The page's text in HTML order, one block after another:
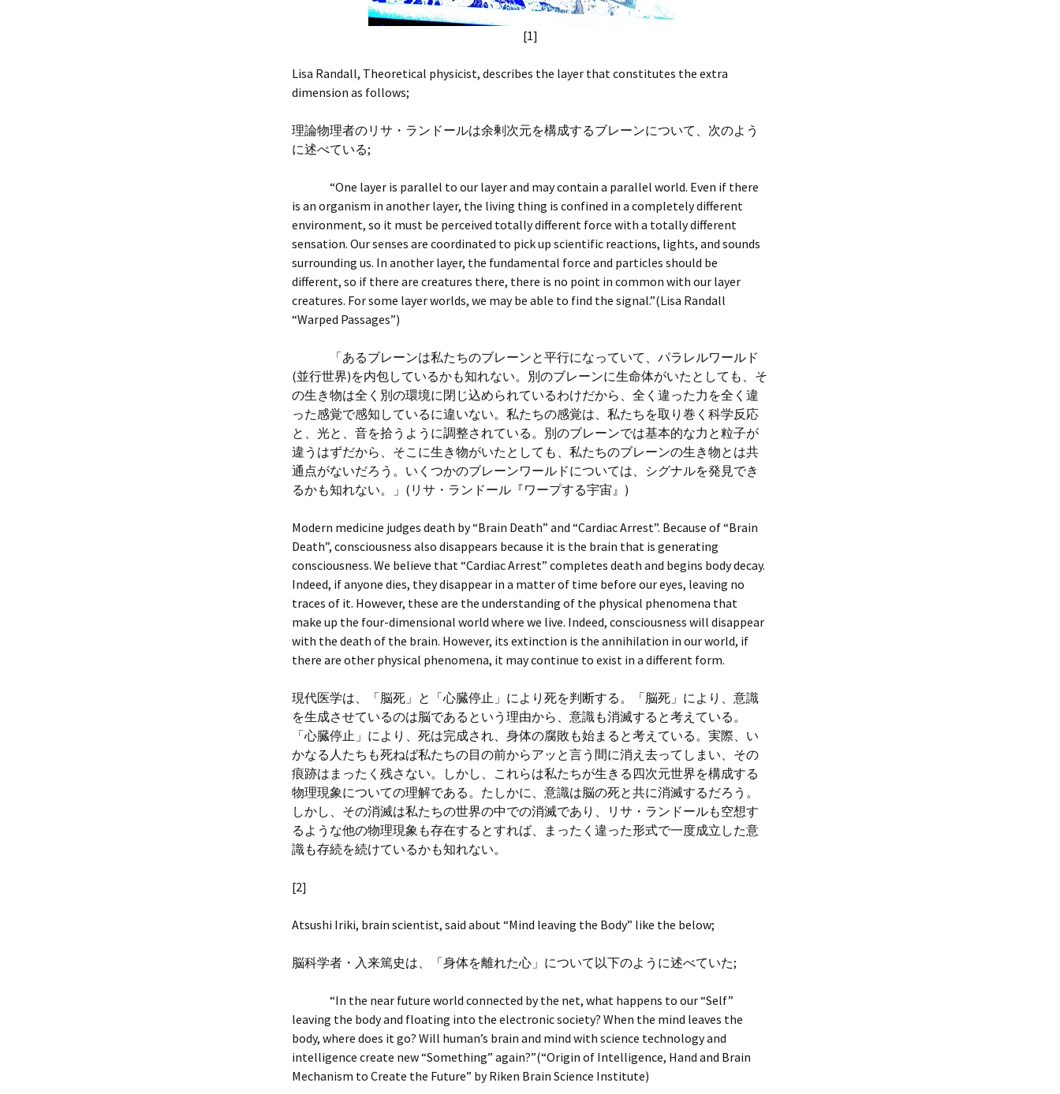
[1]
Lisa Randall, Theoretical physicist, describes the layer that constitutes the extra
dimension as follows;
理論物理者のリサ・ランドールは余剰次元を構成するブレーンについて、次のよう
に述べている;
“One layer is parallel to our layer and may contain a parallel world. Even if there
is an organism in another layer, the living thing is confined in a completely different
environment, so it must be perceived totally different force with a totally different
sensation. Our senses are coordinated to pick up scientific reactions, lights, and sounds
surrounding us. In another layer, the fundamental force and particles should be
different, so if there are creatures there, there is no point in common with our layer
creatures. For some layer worlds, we may be able to find the signal.”(Lisa Randall
“Warped Passages”)
「あるブレーンは私たちのブレーンと平行になっていて、パラレルワールド
(並行世界)を内包しているかも知れない。別のブレーンに生命体がいたとしても、そ
の生き物は全く別の環境に閉じ込められているわけだから、全く違った力を全く違
った感覚で感知しているに違いない。私たちの感覚は、私たちを取り巻く科学反応
と、光と、音を拾うように調整されている。別のブレーンでは基本的な力と粒子が
違うはずだから、そこに生き物がいたとしても、私たちのブレーンの生き物とは共
通点がないだろう。いくつかのブレーンワールドについては、シグナルを発見でき
るかも知れない。」(リサ・ランドール『ワープする宇宙』)
Modern medicine judges death by “Brain Death” and “Cardiac Arrest”. Because of “Brain
Death”, consciousness also disappears because it is the brain that is generating
consciousness. We believe that “Cardiac Arrest” completes death and begins body decay.
Indeed, if anyone dies, they disappear in a matter of time before our eyes, leaving no
traces of it. However, these are the understanding of the physical phenomena that
make up the four-dimensional world where we live. Indeed, consciousness will disappear
with the death of the brain. However, its extinction is the annihilation in our world, if
there are other physical phenomena, it may continue to exist in a different form.
現代医学は、「脳死」と「心臓停止」により死を判断する。「脳死」により、意識
を生成させているのは脳であるという理由から、意識も消滅すると考えている。
「心臓停止」により、死は完成され、身体の腐敗も始まると考えている。実際、い
かなる人たちも死ねば私たちの目の前からアッと言う間に消え去ってしまい、その
痕跡はまったく残さない。しかし、これらは私たちが生きる四次元世界を構成する
物理現象についての理解である。たしかに、意識は脳の死と共に消滅するだろう。
しかし、その消滅は私たちの世界の中での消滅であり、リサ・ランドールも空想す
るような他の物理現象も存在するとすれば、まったく違った形式で一度成立した意
識も存続を続けているかも知れない。
[2]
Atsushi Iriki, brain scientist, said about “Mind leaving the Body” like the below;
脳科学者・入来篤史は、「身体を離れた心」について以下のように述べていた;
“In the near future world connected by the net, what happens to our “Self”
leaving the body and floating into the electronic society? When the mind leaves the
body, where does it go? Will human’s brain and mind with science technology and
intelligence create new “Something” again?”(“Origin of Intelligence, Hand and Brain
Mechanism to Create the Future” by Riken Brain Science Institute)